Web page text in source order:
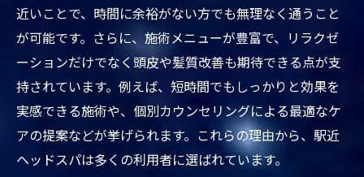
東京都台東区ヘッドスパ駅近くで注目のリ
ピート理由
東京都台東区ヘッドスパ駅近くで満足度を
高める選び方
ウェットとドライヘッドスパの違いを知る
東京都台東区ヘッドスパ駅近くで体験でき
るウェットとドライの違い
近いことで、時間に余裕がない方でも無理なく通うこと
が可能です。さらに、施術メニューが豊富で、リラクゼ
ーションだけでなく頭皮や髪質改善も期待できる点が支
持されています。例えば、短時間でもしっかりと効果を
実感できる施術や、個別カウンセリングによる最適なケ
アの提案などが挙げられます。これらの理由から、駅近
ヘッドスパは多くの利用者に選ばれています。